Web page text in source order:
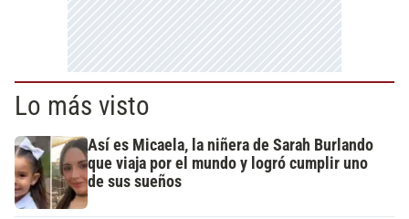
Lo más visto
Así es Micaela, la niñera de Sarah Burlando
que viaja por el mundo y logró cumplir uno
de sus sueños